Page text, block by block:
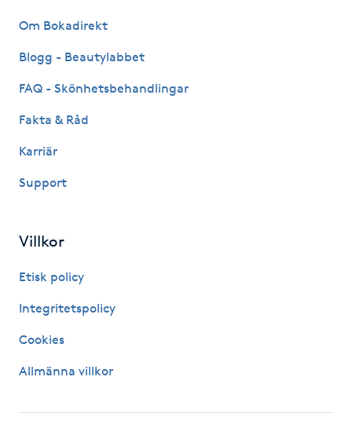
Hypnos
Hårborttagning
Hårförlängning
Hälsa
Hälsprickor
Idrottsmassage
Om Bokadirekt
Blogg - Beautylabbet
FAQ - Skönhetsbehandlingar
Fakta & Råd
Karriär
Support
Villkor
Etisk policy
Integritetspolicy
Cookies
Allmänna villkor